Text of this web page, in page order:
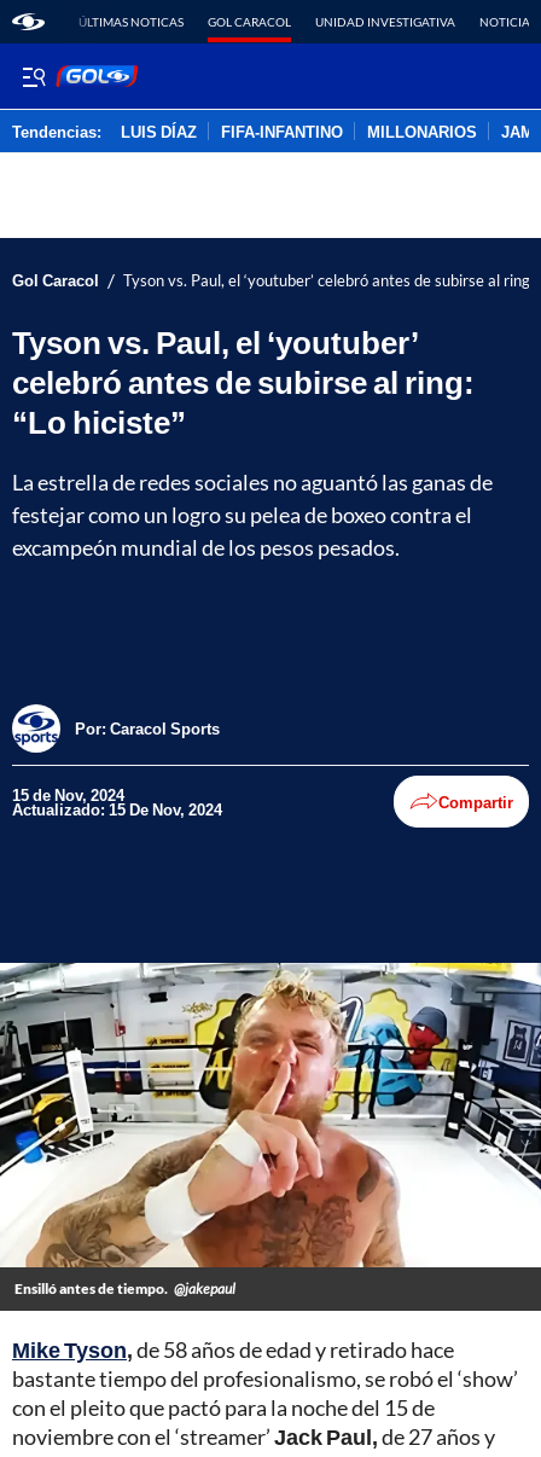
ÚLTIMAS NOTICAS GOL CARACOL UNIDAD INVESTIGATIVA NOTICIAS
Tendencias: LUIS DÍAZ FIFA-INFANTINO MILLONARIOS
Gol Caracol / Tyson vs. Paul, el ‘youtuber’ celebró antes de subirse al ring:
Tyson vs. Paul, el ‘youtuber’
celebró antes de subirse al ring:
“Lo hiciste”
La estrella de redes sociales no aguantó las ganas de
festejar como un logro su pelea de boxeo contra el
excampeón mundial de los pesos pesados.
Por: Caracol Sports
15 de Nov, 2024
Actualizado: 15 De Nov, 2024 Compartir
Ensilló antes de tiempo. @jakepaul
Mike Tyson,de 58 años de edad y retirado hace
bastante tiempo del profesionalismo, se robó el ‘show’
con el pleito que pactó para la noche del 15 de
noviembre con el ‘streamer’Jack Paul,de 27 años y